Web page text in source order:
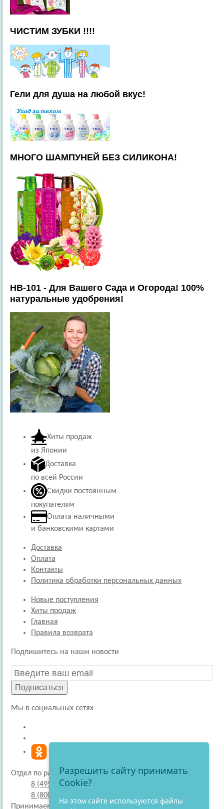
ЧИСТИМ ЗУБКИ !!!!
Гели для душа на любой вкус!
МНОГО ШАМПУНЕЙ БЕЗ СИЛИКОНА!
HB-101 - Для Вашего Сада и Огорода! 100%
натуральные удобрения!
Хиты продаж
из Японии
Доставка
по всей России
Скидки постоянным
покупателям
Оплата наличными
и банковскими картами
Доставка
Оплата
Контакты
Политика обработки персональных данных
Новые поступления
Хиты продаж
Главная
Правила возврата
Подпишитесь на наши новости
Подписаться
Мы в социальных сетях
Отдел по работе с покупателями
8 (495) 220-51-30
8 (800) 707-27-19
Принимаем к оплате
Разрешить сайту принимать
Cookie?
На этом сайте используются файлы